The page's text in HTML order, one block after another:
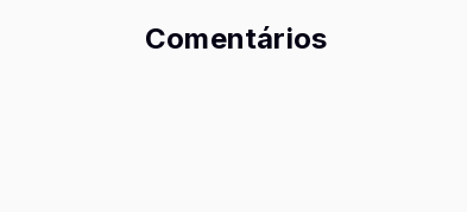
Comentários